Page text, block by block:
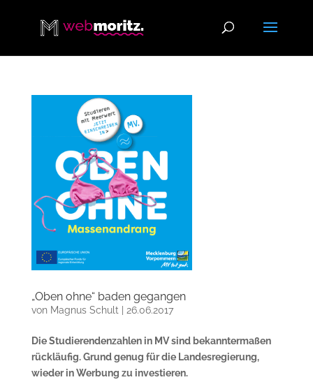
„Oben ohne“ baden gegangen
von Magnus Schult| 26.06.2017
Die Studierendenzahlen in MV sind bekanntermaßen
rückläufig. Grund genug für die Landesregierung,
wieder in Werbung zu investieren.